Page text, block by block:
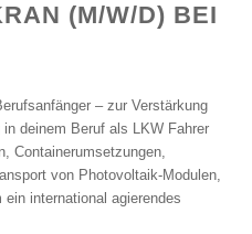
(M/W/D) BEI
– zur Verstärkung
deinem Beruf als LKW Fahrer
Containerumsetzungen,
von Photovoltaik-Modulen,
international agierendes